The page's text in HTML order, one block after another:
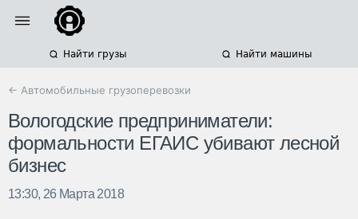
Найти грузы Найти машины
← Автомобильные грузоперевозки
Вологодские предприниматели:
формальности ЕГАИС убивают лесной
бизнес
13:30, 26 Марта 2018